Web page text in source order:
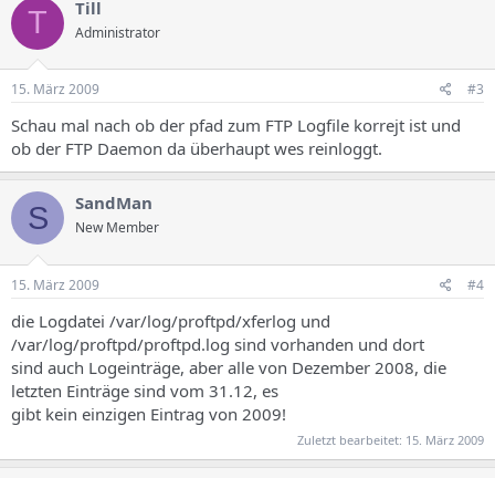
T Till
Administrator
15. März 2009 #3
Schau mal nach ob der pfad zum FTP Logfile korrejt ist und
ob der FTP Daemon da überhaupt wes reinloggt.
S SandMan
New Member
15. März 2009 #4
die Logdatei /var/log/proftpd/xferlog und
/var/log/proftpd/proftpd.log sind vorhanden und dort
sind auch Logeinträge, aber alle von Dezember 2008, die
letzten Einträge sind vom 31.12, es
gibt kein einzigen Eintrag von 2009!
Zuletzt bearbeitet: 15. März 2009